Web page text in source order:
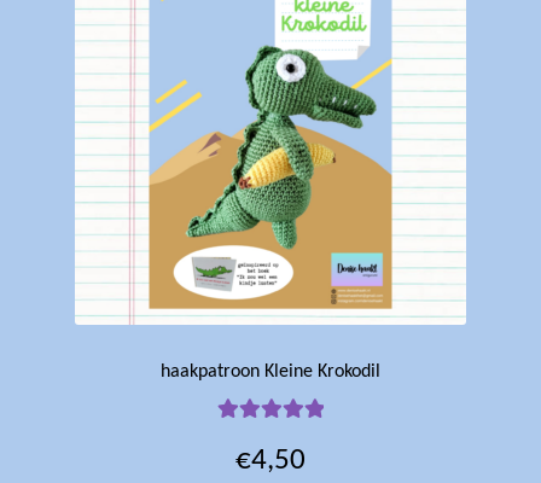
haakpatroon Kleine Krokodil
5.00uit 5
€4,50